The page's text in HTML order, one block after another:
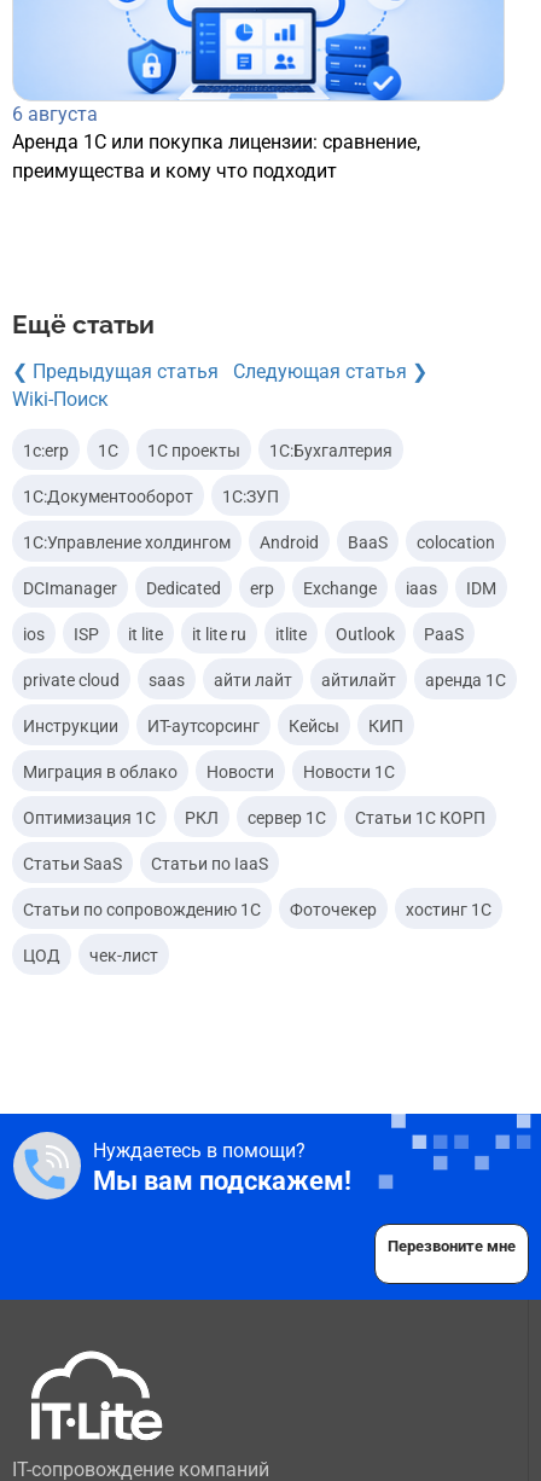
6 августа
Аренда 1С или покупка лицензии: сравнение,
преимущества и кому что подходит
Ещё статьи
❮ Предыдущая статья
Следующая статья ❯
Wiki-Поиск
1c:erp 1С 1С проекты 1С:Бухгалтерия
1С:Документооборот 1С:ЗУП
1С:Управление холдингом Android BaaS colocation
DCImanager Dedicated erp Exchange iaas IDM
ios ISP it lite it lite ru itlite Outlook PaaS
private cloud saas айти лайт айтилайт аренда 1С
Инструкции ИТ-аутсорсинг Кейсы КИП
Миграция в облако Новости Новости 1С
Оптимизация 1С РКЛ сервер 1С Статьи 1С КОРП
Статьи SaaS Статьи по IaaS
Статьи по сопровождению 1С Фоточекер хостинг 1С
ЦОД чек-лист
Нуждаетесь в помощи?
Мы вам подскажем!
Перезвоните мне
IT-сопровождение компаний